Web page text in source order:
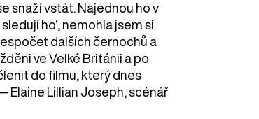
snaží vstát. Najednou ho v
ho‘, nemohla jsem si
dalších černochů a
ve Velké Británii a po
do filmu, který dnes
Elaine Lillian Joseph, scénář